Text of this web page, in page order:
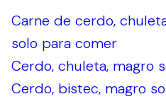
Carne de cerdo,
solo para comer
Cerdo, chuleta, magro
Cerdo, bistec, magro